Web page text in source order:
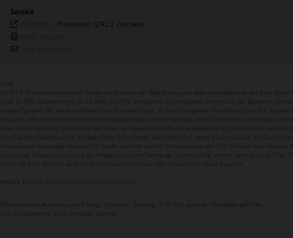
Service
Plaintext - Pressetext (2423 Zeichen)
Seite drucken
Link versenden
www.ktm-motohall.com